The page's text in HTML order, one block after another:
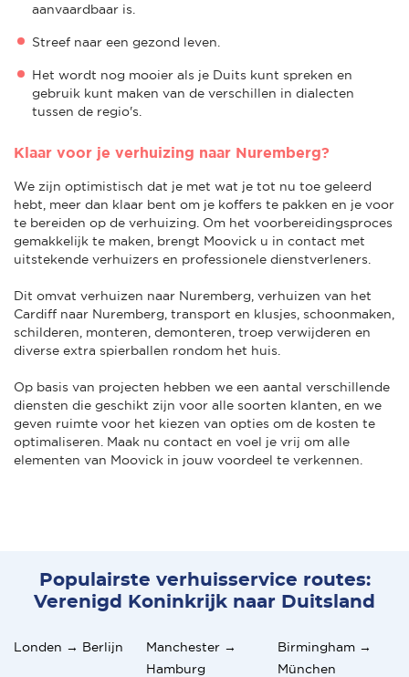
aanvaardbaar is.
Streef naar een gezond leven.
Het wordt nog mooier als je Duits kunt spreken en
gebruik kunt maken van de verschillen in dialecten
tussen de regio's.
Klaar voor je verhuizing naar Nuremberg?
We zijn optimistisch dat je met wat je tot nu toe geleerd
hebt, meer dan klaar bent om je koffers te pakken en je voor
te bereiden op de verhuizing. Om het voorbereidingsproces
gemakkelijk te maken, brengt Moovick u in contact met
uitstekende verhuizers en professionele dienstverleners.
Dit omvat verhuizen naar Nuremberg, verhuizen van het
Cardiff naar Nuremberg, transport en klusjes, schoonmaken,
schilderen, monteren, demonteren, troep verwijderen en
diverse extra spierballen rondom het huis.
Op basis van projecten hebben we een aantal verschillende
diensten die geschikt zijn voor alle soorten klanten, en we
geven ruimte voor het kiezen van opties om de kosten te
optimaliseren. Maak nu contact en voel je vrij om alle
elementen van Moovick in jouw voordeel te verkennen.
Populairste verhuisservice routes:
Verenigd Koninkrijk naar Duitsland
Londen → Berlijn
Manchester →
Hamburg
Birmingham →
München